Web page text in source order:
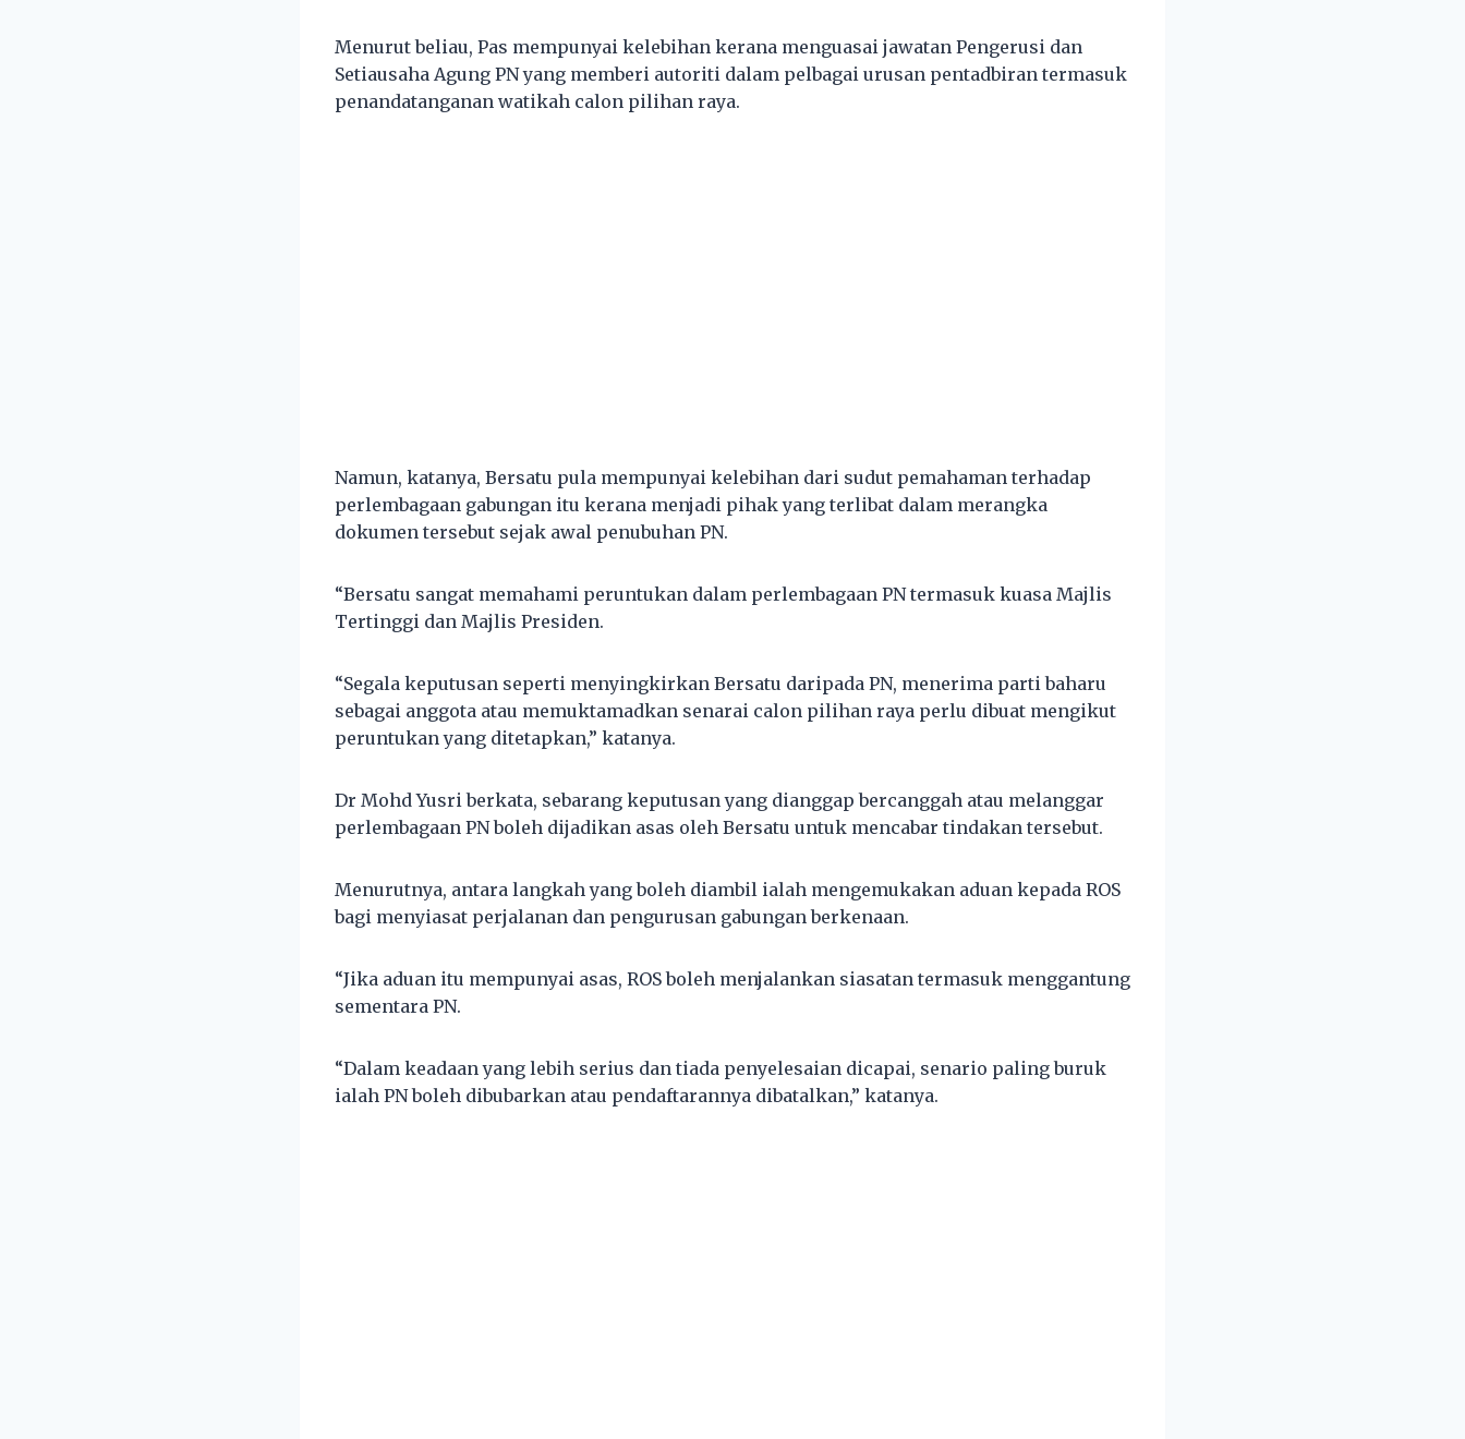
Menurut beliau, Pas mempunyai kelebihan kerana menguasai jawatan Pengerusi dan
Setiausaha Agung PN yang memberi autoriti dalam pelbagai urusan pentadbiran termasuk
penandatanganan watikah calon pilihan raya.
Namun, katanya, Bersatu pula mempunyai kelebihan dari sudut pemahaman terhadap
perlembagaan gabungan itu kerana menjadi pihak yang terlibat dalam merangka
dokumen tersebut sejak awal penubuhan PN.
“Bersatu sangat memahami peruntukan dalam perlembagaan PN termasuk kuasa Majlis
Tertinggi dan Majlis Presiden.
“Segala keputusan seperti menyingkirkan Bersatu daripada PN, menerima parti baharu
sebagai anggota atau memuktamadkan senarai calon pilihan raya perlu dibuat mengikut
peruntukan yang ditetapkan,” katanya.
Dr Mohd Yusri berkata, sebarang keputusan yang dianggap bercanggah atau melanggar
perlembagaan PN boleh dijadikan asas oleh Bersatu untuk mencabar tindakan tersebut.
Menurutnya, antara langkah yang boleh diambil ialah mengemukakan aduan kepada ROS
bagi menyiasat perjalanan dan pengurusan gabungan berkenaan.
“Jika aduan itu mempunyai asas, ROS boleh menjalankan siasatan termasuk menggantung
sementara PN.
“Dalam keadaan yang lebih serius dan tiada penyelesaian dicapai, senario paling buruk
ialah PN boleh dibubarkan atau pendaftarannya dibatalkan,” katanya.